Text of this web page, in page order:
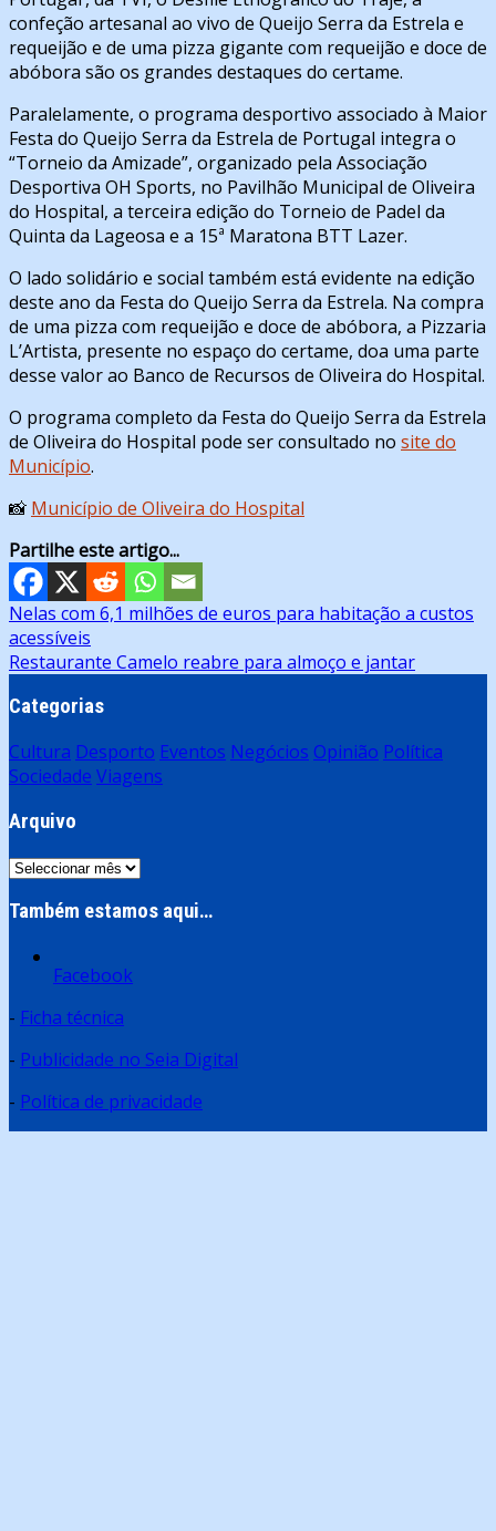
confeção artesanal ao vivo de Queijo Serra da Estrela e
requeijão e de uma pizza gigante com requeijão e doce de
abóbora são os grandes destaques do certame.
Paralelamente, o programa desportivo associado à Maior
Festa do Queijo Serra da Estrela de Portugal integra o
“Torneio da Amizade”, organizado pela Associação
Desportiva OH Sports, no Pavilhão Municipal de Oliveira
do Hospital, a terceira edição do Torneio de Padel da
Quinta da Lageosa e a 15ª Maratona BTT Lazer.
O lado solidário e social também está evidente na edição
deste ano da Festa do Queijo Serra da Estrela. Na compra
de uma pizza com requeijão e doce de abóbora, a Pizzaria
L’Artista, presente no espaço do certame, doa uma parte
desse valor ao Banco de Recursos de Oliveira do Hospital.
O programa completo da Festa do Queijo Serra da Estrela
de Oliveira do Hospital pode ser consultado no site do
Município.
📸 Município de Oliveira do Hospital
Partilhe este artigo...
Navegação
de
artigos
Nelas com 6,1 milhões de euros para habitação a custos
acessíveis
Restaurante Camelo reabre para almoço e jantar
Categorias
Cultura Desporto Eventos Negócios Opinião Política
Sociedade Viagens
Arquivo
Arquivo
Também estamos aqui…
Facebook
- Ficha técnica
- Publicidade no Seia Digital
- Política de privacidade